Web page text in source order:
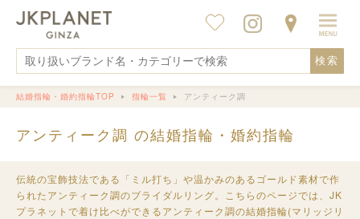
検索
結婚指輪・婚約指輪TOP 指輪一覧 アンティーク調
アンティーク調 の結婚指輪・婚約指輪
伝統の宝飾技法である「ミル打ち」や温かみのあるゴールド素材で作
られたアンティーク調のブライダルリング。こちらのページでは、JK
プラネットで着け比べができるアンティーク調の結婚指輪(マリッジリ